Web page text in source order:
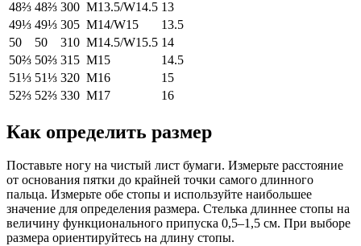
48⅔ 48⅔ 300 M13.5/W14.5 13
49⅓ 49⅓ 305 M14/W15
13.5
50
50 310 M14.5/W15.5 14
50⅔ 50⅔ 315 M15
14.5
51⅓ 51⅓ 320 M16
15
52⅔ 52⅔ 330 M17 16
Как определить размер
Поставьте ногу на чистый лист бумаги. Измерьте расстояние
от основания пятки до крайней точки самого длинного
пальца. Измерьте обе стопы и используйте наибольшее
значение для определения размера. Стелька длиннее стопы на
величину функционального припуска 0,5–1,5 см. При выборе
размера ориентируйтесь на длину стопы.